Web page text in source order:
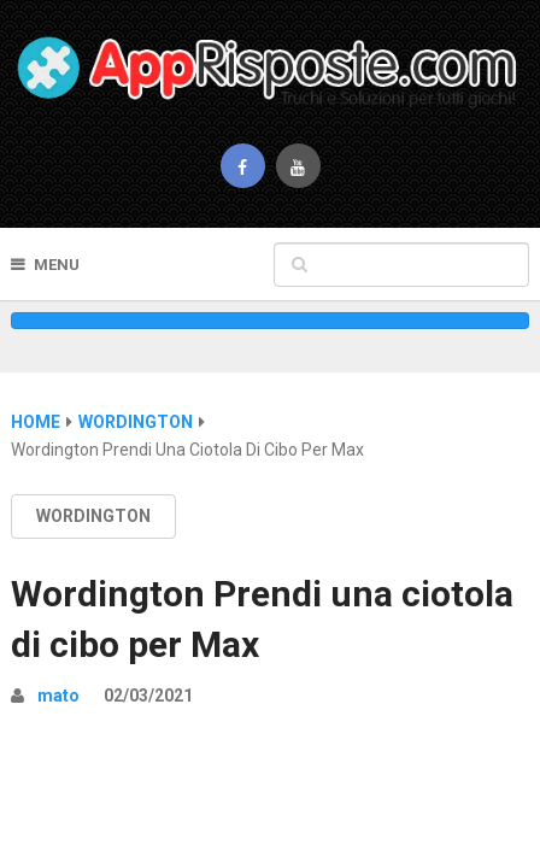
MENU
HOME
WORDINGTON
Wordington Prendi Una Ciotola Di Cibo Per Max
WORDINGTON
Wordington Prendi una ciotola
di cibo per Max
mato 02/03/2021